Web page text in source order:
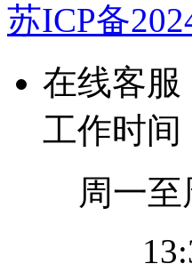
苏ICP备
在线客服
工作时间
周一至